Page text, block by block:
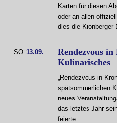
Karten für diesen
oder an allen
dies die Kronberger
SO 13.09.
Rendezvous
Kulinarisches
„Rendezvous in
spätsommerlichen
neues
das letztes Jahr
feierte.